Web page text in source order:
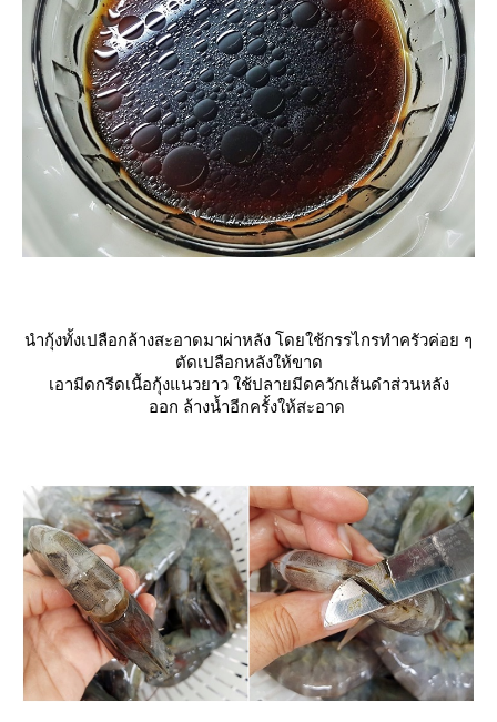
นำกุ้งทั้งเปลือกล้างสะอาดมาผ่าหลัง โดยใช้กรรไกรทำครัวค่อย ๆ
ตัดเปลือกหลังให้ขาด
เอามีดกรีดเนื้อกุ้งแนวยาว ใช้ปลายมีดควักเส้นดำส่วนหลัง
ออก ล้างน้ำอีกครั้งให้สะอาด